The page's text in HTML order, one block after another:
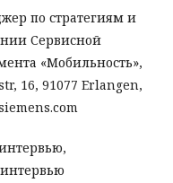
по стратегиям и
Сервисной
«Мобильность»,
16, 91077 Erlangen,